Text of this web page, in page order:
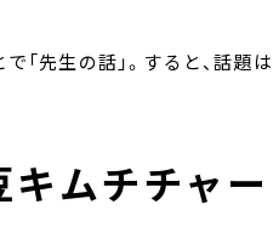
「先生の話」。すると、話題は
キムチチャー